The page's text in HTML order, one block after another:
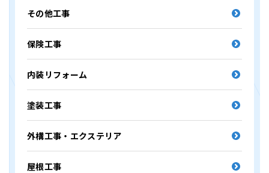
その他工事
保険工事
内装リフォーム
塗装工事
外構工事・エクステリア
屋根工事